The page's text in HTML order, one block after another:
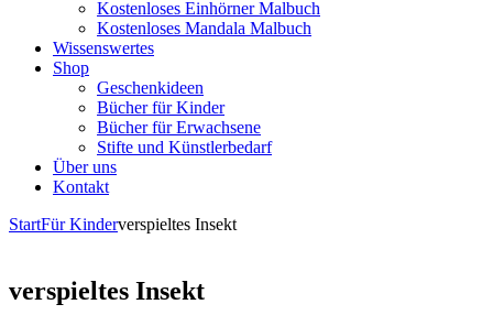
Kostenloses Einhörner Malbuch
Kostenloses Mandala Malbuch
Wissenswertes
Shop
Geschenkideen
Bücher für Kinder
Bücher für Erwachsene
Stifte und Künstlerbedarf
Über uns
Kontakt
StartFür Kinderverspieltes Insekt
verspieltes Insekt